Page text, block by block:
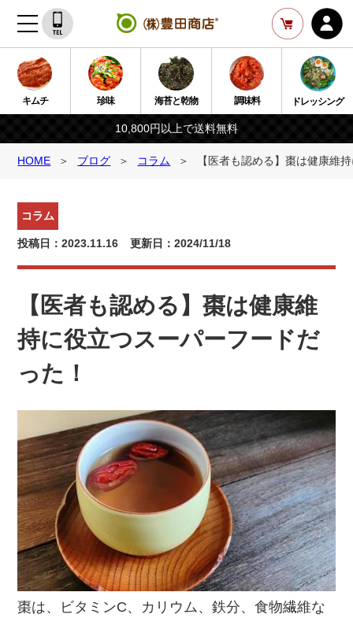
キムチ 珍味 海苔と乾物 調味料 ドレッシング
10,800円以上で送料無料
HOME ブログ コラム 【医者も認める】棗は健康維
コラム
投稿日：2023.11.16 更新日：2024/11/18
【医者も認める】棗は健康維
持に役立つスーパーフードだ
った！
棗は、ビタミンC、カリウム、鉄分、食物繊維な